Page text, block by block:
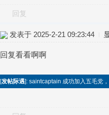
回复
发表于 2025-2-21 09:23:44
回复看看啊啊
[发帖际遇]: saintcaptain 成功加入五毛党